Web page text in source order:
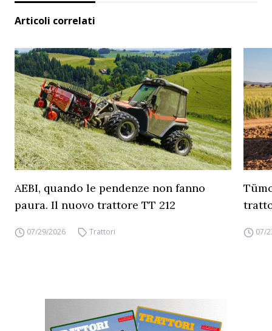
Articoli correlati
AEBI, quando le pendenze non fanno
paura. Il nuovo trattore TT 212
07/29/2026 Trattori 07/